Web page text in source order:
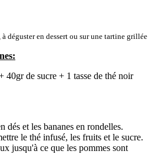
déguster en dessert ou sur une tartine grillée
40gr de sucre + 1 tasse de thé noir
dés et les bananes en rondelles.
le thé infusé, les fruits et le sucre.
jusqu'à ce que les pommes sont